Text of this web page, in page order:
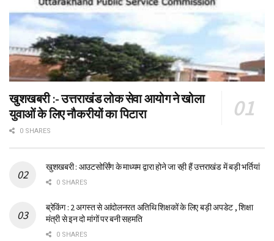
खुशखबरी :- उत्तराखंड लोक सेवा आयोग ने खोला
युवाओं के लिए नौकरीयों का पिटारा
0 SHARES
खुशखबरी : आउटसोर्सिंग के माध्यम द्वारा होने जा रही हैं उत्तराखंड में बड़ी भर्तियां
0 SHARES
ब्रेकिंग : 2 अगस्त से आंदोलनरत अतिथि शिक्षकों के लिए बड़ी अपडेट , शिक्षा
मंत्री से इन दो मांगों पर बनी सहमति
0 SHARES